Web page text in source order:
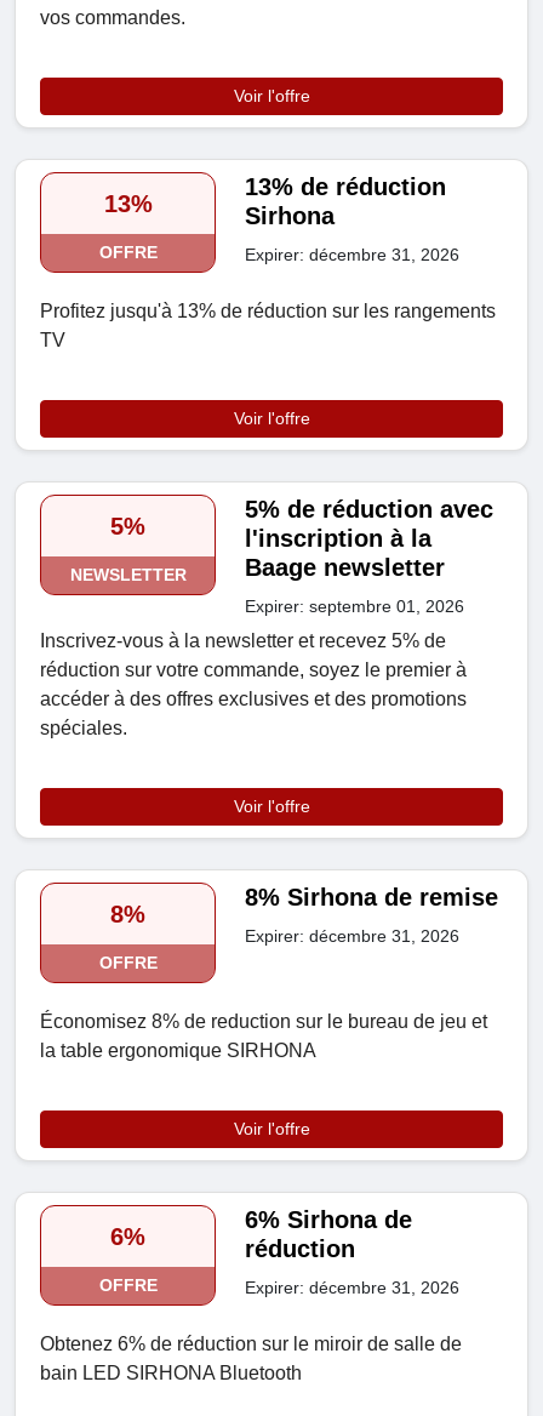
vos commandes.
Voir l'offre
13%
OFFRE
13% de réduction
Sirhona
Expirer: décembre 31, 2026
Profitez jusqu'à 13% de réduction sur les rangements
TV
Voir l'offre
5%
NEWSLETTER
5% de réduction avec
l'inscription à la
Baage newsletter
Expirer: septembre 01, 2026
Inscrivez-vous à la newsletter et recevez 5% de
réduction sur votre commande, soyez le premier à
accéder à des offres exclusives et des promotions
spéciales.
Voir l'offre
8%
OFFRE
8% Sirhona de remise
Expirer: décembre 31, 2026
Économisez 8% de reduction sur le bureau de jeu et
la table ergonomique SIRHONA
Voir l'offre
6%
OFFRE
6% Sirhona de
réduction
Expirer: décembre 31, 2026
Obtenez 6% de réduction sur le miroir de salle de
bain LED SIRHONA Bluetooth